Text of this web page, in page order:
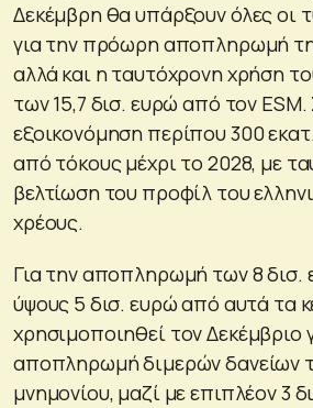
Δεκέμβρη θα υπάρξουν όλες οι
για την πρόωρη αποπληρωμή
αλλά και η ταυτόχρονη χρήση
των 15,7 δισ. ευρώ από τον ESM.
εξοικονόμηση περίπου 300
από τόκους μέχρι το 2028, με
βελτίωση του προφίλ του
χρέους.
Για την αποπληρωμή των 8 δισ.
ύψους 5 δισ. ευρώ από αυτά τα
χρησιμοποιηθεί τον
αποπληρωμή διμερών δανείων
μνημονίου, μαζί με επιπλέον 3